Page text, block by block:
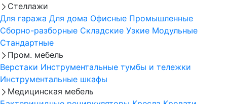
Стеллажи
Для гаража Для дома Офисные Промышленные
Сборно-разборные Складские Узкие Модульные
Стандартные
Пром. мебель
Верстаки Инструментальные тумбы и тележки
Инструментальные шкафы
Медицинская мебель